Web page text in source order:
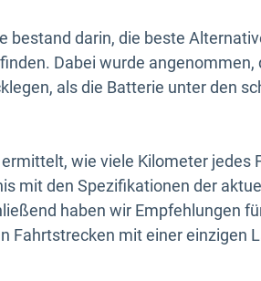
bestand darin, die beste
Dabei wurde angenommen,
als die Batterie unter den
wie viele Kilometer jedes
mit den Spezifikationen der
haben wir Empfehlungen
Fahrtstrecken mit einer einzigen